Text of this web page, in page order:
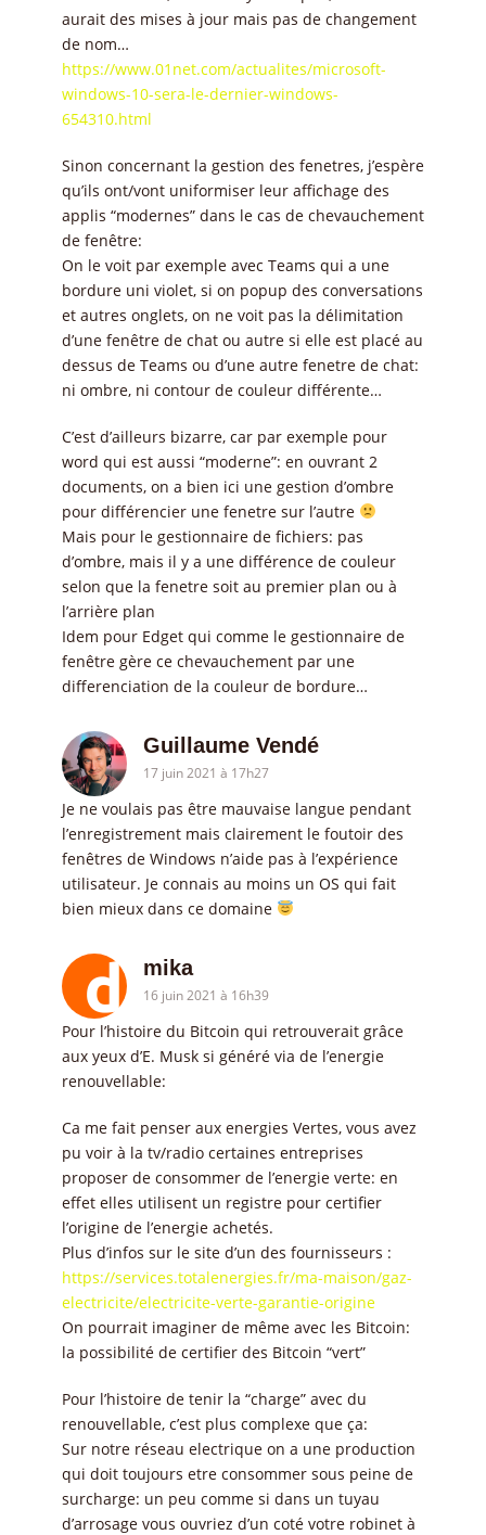
aurait des mises à jour mais pas de changement
de nom…
https://www.01net.com/actualites/microsoft-
windows-10-sera-le-dernier-windows-
654310.html
Sinon concernant la gestion des fenetres, j’espère
qu’ils ont/vont uniformiser leur affichage des
applis “modernes” dans le cas de chevauchement
de fenêtre:
On le voit par exemple avec Teams qui a une
bordure uni violet, si on popup des conversations
et autres onglets, on ne voit pas la délimitation
d’une fenêtre de chat ou autre si elle est placé au
dessus de Teams ou d’une autre fenetre de chat:
ni ombre, ni contour de couleur différente…
C’est d’ailleurs bizarre, car par exemple pour
word qui est aussi “moderne”: en ouvrant 2
documents, on a bien ici une gestion d’ombre
pour différencier une fenetre sur l’autre
Mais pour le gestionnaire de fichiers: pas
d’ombre, mais il y a une différence de couleur
selon que la fenetre soit au premier plan ou à
l’arrière plan
Idem pour Edget qui comme le gestionnaire de
fenêtre gère ce chevauchement par une
differenciation de la couleur de bordure…
Guillaume Vendé
17 juin 2021 à 17h27
Je ne voulais pas être mauvaise langue pendant
l’enregistrement mais clairement le foutoir des
fenêtres de Windows n’aide pas à l’expérience
utilisateur. Je connais au moins un OS qui fait
bien mieux dans ce domaine
mika
16 juin 2021 à 16h39
Pour l’histoire du Bitcoin qui retrouverait grâce
aux yeux d’E. Musk si généré via de l’energie
renouvellable:
Ca me fait penser aux energies Vertes, vous avez
pu voir à la tv/radio certaines entreprises
proposer de consommer de l’energie verte: en
effet elles utilisent un registre pour certifier
l’origine de l’energie achetés.
Plus d’infos sur le site d’un des fournisseurs :
https://services.totalenergies.fr/ma-maison/gaz-
electricite/electricite-verte-garantie-origine
On pourrait imaginer de même avec les Bitcoin:
la possibilité de certifier des Bitcoin “vert”
Pour l’histoire de tenir la “charge” avec du
renouvellable, c’est plus complexe que ça:
Sur notre réseau electrique on a une production
qui doit toujours etre consommer sous peine de
surcharge: un peu comme si dans un tuyau
d’arrosage vous ouvriez d’un coté votre robinet à